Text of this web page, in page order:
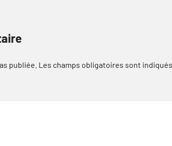
publiée. Les champs obligatoires sont